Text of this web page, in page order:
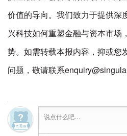
价值的导向。我们致力于提供深
兴科技如何重塑金融与资本市场
势。如需转载本报内容，抑或您
问题，敬请联系